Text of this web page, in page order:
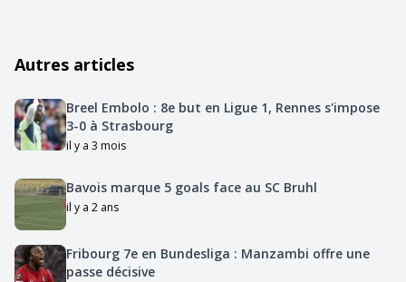
Autres articles
Breel Embolo : 8e but en Ligue 1, Rennes s'impose
3-0 à Strasbourg
il y a 3 mois
Bavois marque 5 goals face au SC Bruhl
il y a 2 ans
Fribourg 7e en Bundesliga : Manzambi offre une
passe décisive